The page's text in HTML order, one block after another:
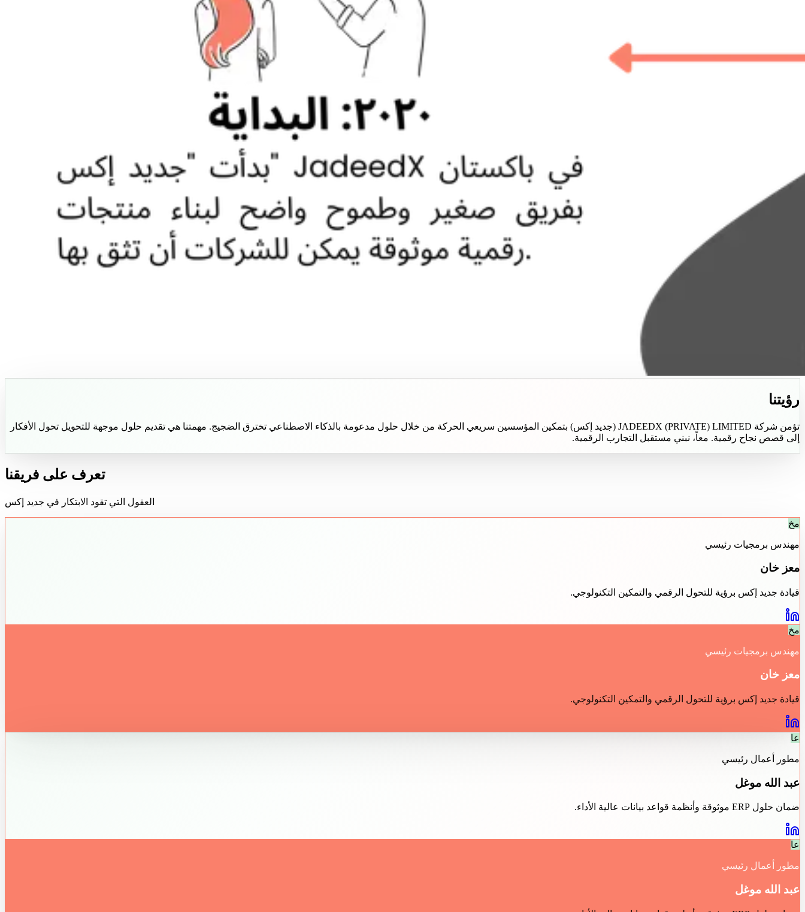
رؤيتنا
تؤمن شركة JADEEDX (PRIVATE) LIMITED (جديد إكس) بتمكين المؤسسين سريعي الحركة من خلال حلول مدعومة بالذكاء الاصطناعي تخترق الضجيج. مهمتنا هي تقديم حلول موجهة للتحويل تحول الأفكار
إلى قصص نجاح رقمية. معاً، نبني مستقبل التجارب الرقمية.
تعرف على فريقنا
العقول التي تقود الابتكار في جديد إكس
مخ
مهندس برمجيات رئيسي
معز خان
قيادة جديد إكس برؤية للتحول الرقمي والتمكين التكنولوجي.
مخ
مهندس برمجيات رئيسي
معز خان
قيادة جديد إكس برؤية للتحول الرقمي والتمكين التكنولوجي.
عا
مطور أعمال رئيسي
عبد الله موغل
ضمان حلول ERP موثوقة وأنظمة قواعد بيانات عالية الأداء.
عا
مطور أعمال رئيسي
عبد الله موغل